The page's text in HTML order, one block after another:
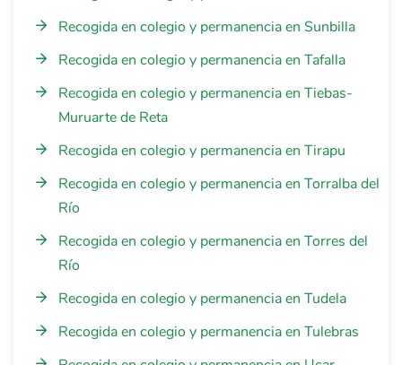
Recogida en colegio y permanencia en Sunbilla
Recogida en colegio y permanencia en Tafalla
Recogida en colegio y permanencia en Tiebas-
Muruarte de Reta
Recogida en colegio y permanencia en Tirapu
Recogida en colegio y permanencia en Torralba del
Río
Recogida en colegio y permanencia en Torres del
Río
Recogida en colegio y permanencia en Tudela
Recogida en colegio y permanencia en Tulebras